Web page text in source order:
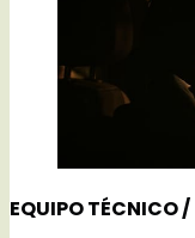
EQUIPO TÉCNICO /